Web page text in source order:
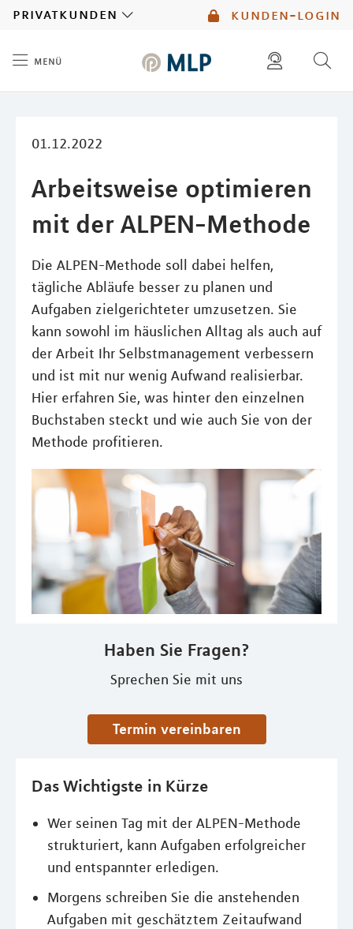
kunden-login
privatkunden
menü
01.12.2022
Arbeitsweise optimieren
mit der ALPEN-Methode
Die ALPEN-Methode soll dabei helfen,
tägliche Abläufe besser zu planen und
Aufgaben zielgerichteter umzusetzen. Sie
kann sowohl im häuslichen Alltag als auch auf
der Arbeit Ihr Selbstmanagement verbessern
und ist mit nur wenig Aufwand realisierbar.
Hier erfahren Sie, was hinter den einzelnen
Buchstaben steckt und wie auch Sie von der
Methode profitieren.
Haben Sie Fragen?
Sprechen Sie mit uns
Termin vereinbaren
Das Wichtigste in Kürze
Wer seinen Tag mit der ALPEN-Methode
strukturiert, kann Aufgaben erfolgreicher
und entspannter erledigen.
Morgens schreiben Sie die anstehenden
Aufgaben mit geschätztem Zeitaufwand